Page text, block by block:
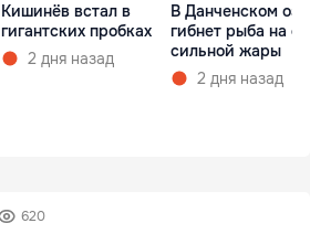
Кишинёв встал в
гигантских пробках
2 дня назад
В Данченском
гибнет рыба на
сильной жары
2 дня назад
620